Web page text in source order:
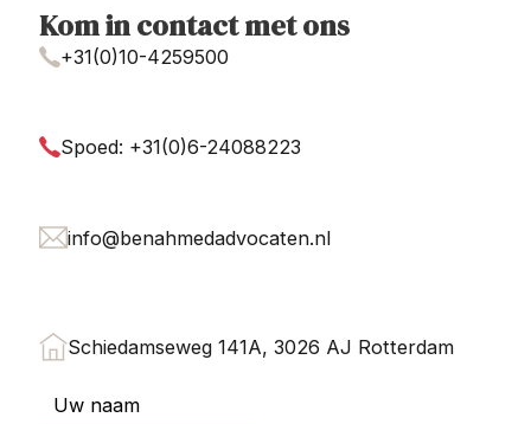
Kom in contact met ons
+31(0)10-4259500
Spoed: +31(0)6-24088223
info@benahmedadvocaten.nl
Schiedamseweg 141A, 3026 AJ Rotterdam